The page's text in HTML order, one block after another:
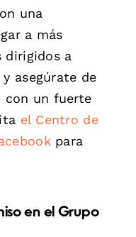
una
a más
dirigidos a
asegúrate de
con un fuerte
el Centro de
para
en el Grupo